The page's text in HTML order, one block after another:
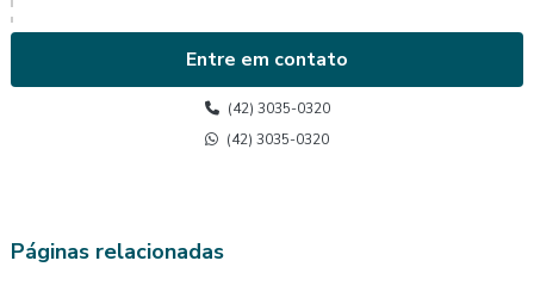
Avaliação ambiental de calor
Avaliação de calor
Avaliação de calor segurança do trabalho
Avaliação ergonômica
Entre em contato
(42) 3035-0320
(42) 3035-0320
Páginas relacionadas